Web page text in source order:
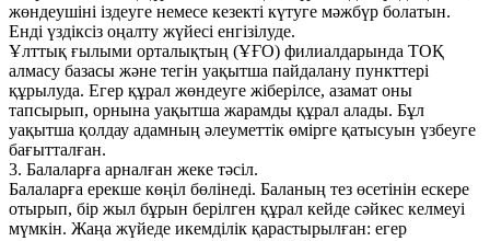
жөндеушіні іздеуге немесе кезекті күтуге мәжбүр болатын.
Енді үздіксіз оңалту жүйесі енгізілуде.
Ұлттық ғылыми орталықтың (ҰҒО) филиалдарында ТОҚ
алмасу базасы және тегін уақытша пайдалану пункттері
құрылуда. Егер құрал жөндеуге жіберілсе, азамат оны
тапсырып, орнына уақытша жарамды құрал алады. Бұл
уақытша қолдау адамның әлеуметтік өмірге қатысуын үзбеуге
бағытталған.
3. Балаларға арналған жеке тәсіл.
Балаларға ерекше көңіл бөлінеді. Баланың тез өсетінін ескере
отырып, бір жыл бұрын берілген құрал кейде сәйкес келмеуі
мүмкін. Жаңа жүйеде икемділік қарастырылған: егер